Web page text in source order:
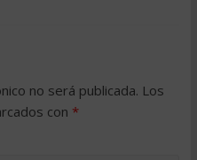
no será publicada. Los
con *